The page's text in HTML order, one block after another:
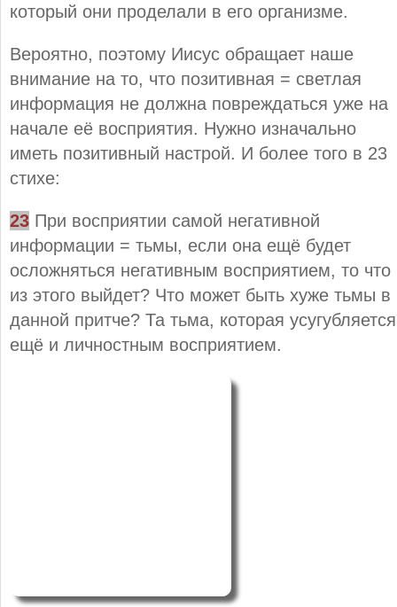
который они проделали в его организме.
Вероятно, поэтому Иисус обращает наше
внимание на то, что позитивная = светлая
информация не должна повреждаться уже на
начале её восприятия. Нужно изначально
иметь позитивный настрой. И более того в 23
стихе:
23 При восприятии самой негативной
информации = тьмы, если она ещё будет
осложняться негативным восприятием, то что
из этого выйдет? Что может быть хуже тьмы в
данной притче? Та тьма, которая усугубляется
ещё и личностным восприятием.